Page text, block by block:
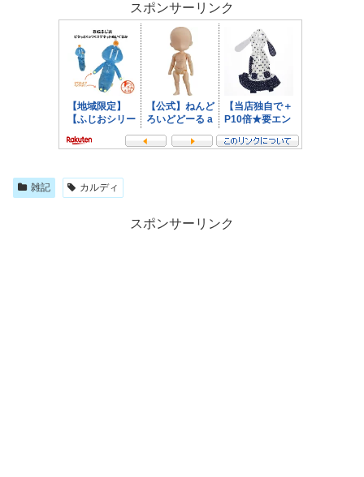
スポンサーリンク
雑記 カルディ
スポンサーリンク